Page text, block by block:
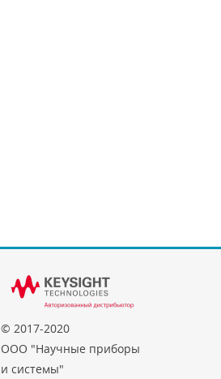
© 2017-2020
ООО "Научные приборы
и системы"